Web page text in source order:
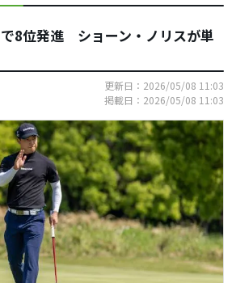
8位発進 ショーン・ノリスが単
更新日：2026/05/08 11:03
掲載日：2026/05/08 11:03